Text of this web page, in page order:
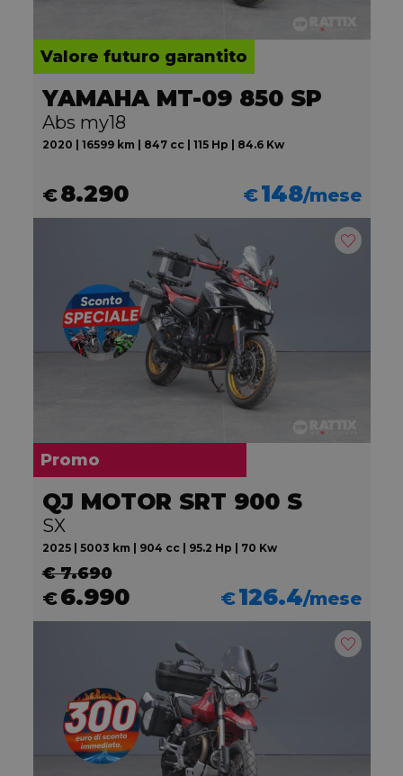
Valore futuro garantito
YAMAHA MT-09 850 SP
Abs my18
2020 | 16599 km | 847 cc | 115 Hp | 84.6 Kw
€8.290 €148/mese
Promo
QJ MOTOR SRT 900 S
SX
2025 | 5003 km | 904 cc | 95.2 Hp | 70 Kw
€ 7.690
€6.990 €126.4/mese